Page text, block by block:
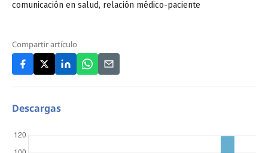
comunicación en salud, relación médico-paciente
Descargas
Compartir artículo